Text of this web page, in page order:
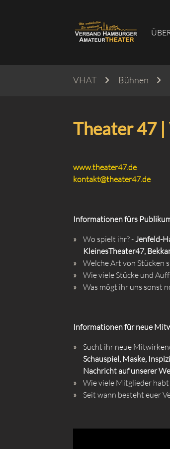
VHAT Bühnen
Theater 47 |
www.theater47.de
kontakt@theater47.de
Informationen fürs
Wo spielt ihr? - Jenfeld-
KleinesTheater47,
Welche Art von Stücken
Wie viele Stücke und
Was mögt ihr uns sonst
Informationen für neue
Sucht ihr neue
Schauspiel, Maske,
Nachricht auf unserer
Wie viele Mitglieder habt
Seit wann besteht euer